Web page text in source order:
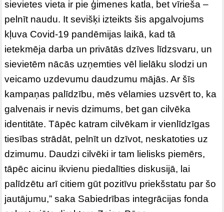
sievietes vieta ir pie ģimenes katla, bet vīrieša –
pelnīt naudu. It sevišķi izteikts šis apgalvojums
kļuva Covid-19 pandēmijas laikā, kad tā
ietekmēja darba un privātās dzīves līdzsvaru, un
sievietēm nācās uzņemties vēl lielāku slodzi un
veicamo uzdevumu daudzumu mājās. Ar šīs
kampaņas palīdzību, mēs vēlamies uzsvērt to, ka
galvenais ir nevis dzimums, bet gan cilvēka
identitāte. Tāpēc katram cilvēkam ir vienlīdzīgas
tiesības strādāt, pelnīt un dzīvot, neskatoties uz
dzimumu. Daudzi cilvēki ir tam lielisks piemērs,
tāpēc aicinu ikvienu piedalīties diskusijā, lai
palīdzētu arī citiem gūt pozitīvu priekšstatu par šo
jautājumu,” saka Sabiedrības integrācijas fonda